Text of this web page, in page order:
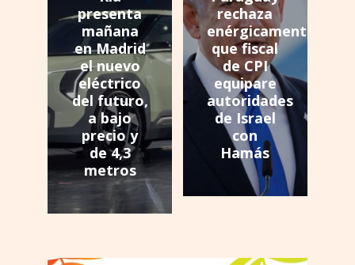
presenta
mañana
en Madrid
el nuevo
eléctrico
del futuro,
a bajo
precio y
de 4,3
metros
rechaza
enérgicamente
que fiscal
de CPI
equipare
autoridades
de Israel
con
Hamás